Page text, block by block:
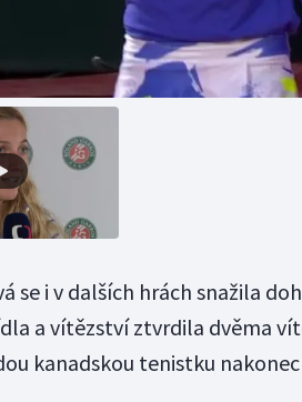
se i v dalších hrách snažila
a vítězství ztvrdila dvěma
kanadskou tenistku nakonec